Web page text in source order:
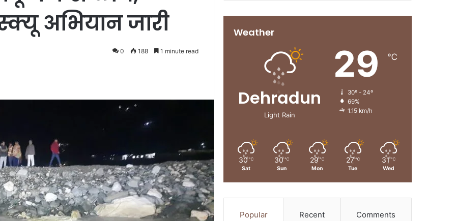
अभियान जारी
0 188 1 minute read
Weather
Dehradun
Light Rain
29 ℃
30º - 24º
69%
1.15 km/h
30 ℃
Sat
30 ℃
Sun
29 ℃
Mon
27 ℃
Tue
31 ℃
Wed
Popular Recent Comments